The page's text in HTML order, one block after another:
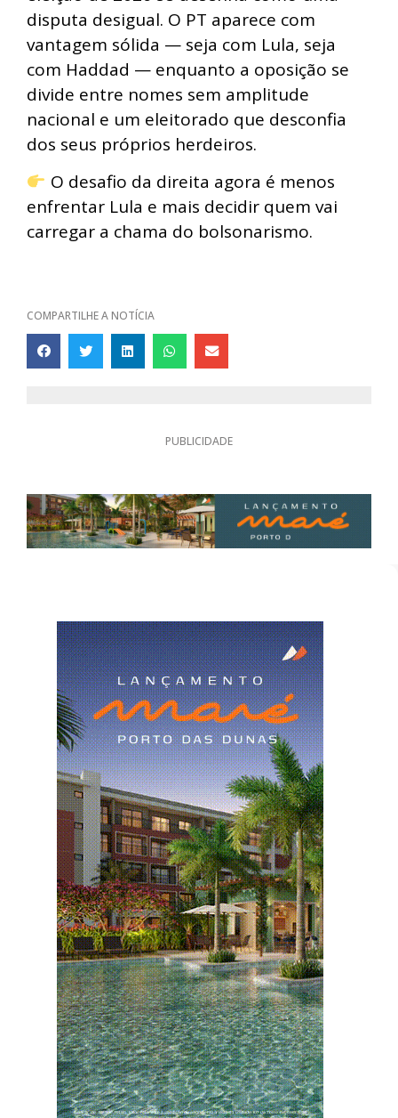
disputa desigual. O PT aparece com
vantagem sólida — seja com Lula, seja
com Haddad — enquanto a oposição se
divide entre nomes sem amplitude
nacional e um eleitorado que desconfia
dos seus próprios herdeiros.
O desafio da direita agora é menos
enfrentar Lula e mais decidir quem vai
carregar a chama do bolsonarismo.
COMPARTILHE A NOTÍCIA
PUBLICIDADE